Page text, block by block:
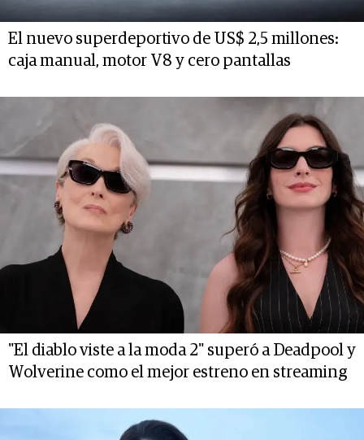
El nuevo superdeportivo de US$ 2,5 millones:
caja manual, motor V8 y cero pantallas
"El diablo viste a la moda 2" superó a Deadpool y
Wolverine como el mejor estreno en streaming